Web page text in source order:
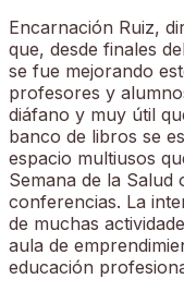
Encarnación Ruiz,
que, desde finales
se fue mejorando
profesores y
diáfano y muy útil
banco de libros se
espacio multiusos
Semana de la Salud
conferencias. La
de muchas
aula de
educación